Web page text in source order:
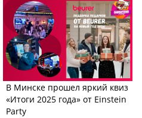
В Минске прошел яркий квиз
«Итоги 2025 года» от Einstein
Party